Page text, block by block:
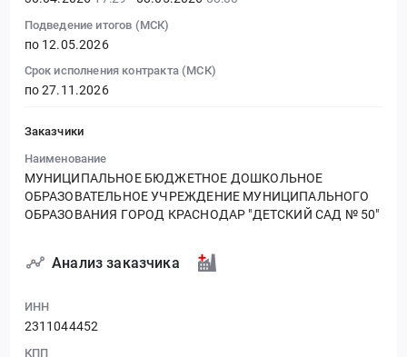
Подведение итогов (МСК)
по 12.05.2026
Срок исполнения контракта (МСК)
по 27.11.2026
Заказчики
Наименование
МУНИЦИПАЛЬНОЕ БЮДЖЕТНОЕ ДОШКОЛЬНОЕ
ОБРАЗОВАТЕЛЬНОЕ УЧРЕЖДЕНИЕ МУНИЦИПАЛЬНОГО
ОБРАЗОВАНИЯ ГОРОД КРАСНОДАР "ДЕТСКИЙ САД № 50"
Анализ заказчика
ИНН
2311044452
КПП